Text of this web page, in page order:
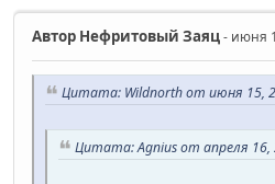
Автор Нефритовый Заяц- июня
Цитата: Wildnorth от июня 15,
Цитата: Agnius от апреля 16,